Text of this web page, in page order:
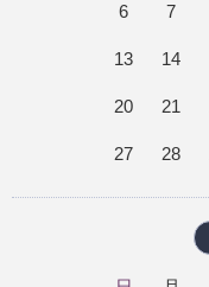
6 7
13 14
20 21
27 28